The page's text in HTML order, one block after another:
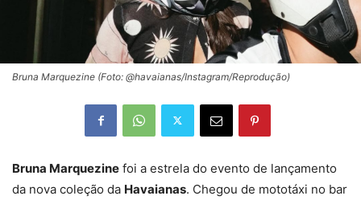
Bruna Marquezine (Foto: @havaianas/Instagram/Reprodução)
Bruna Marquezine foi a estrela do evento de lançamento
da nova coleção da Havaianas. Chegou de mototáxi no bar